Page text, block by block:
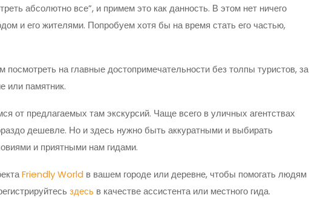
абсолютно все”, и примем это как данность. В этом нет ничего
и его жителями. Попробуем хотя бы на время стать его частью,
на главные достопримечательности без толпы туристов, за
или памятник.
от предлагаемых там экскурсий. Чаще всего в уличных агентствах
дешевле. Но и здесь нужно быть аккуратными и выбирать
и приятными нам гидами.
Friendly World в вашем городе или деревне, чтобы помогать людям
здесь в качестве ассистента или местного гида.